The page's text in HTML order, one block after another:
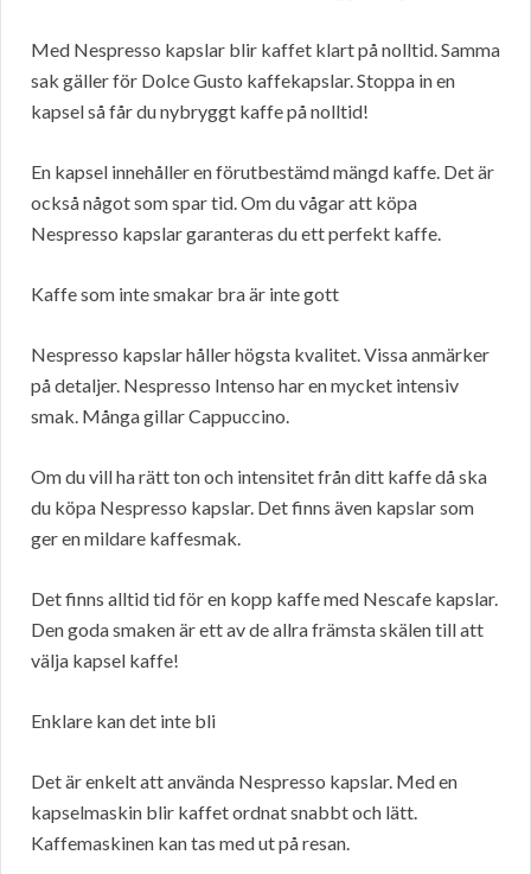
Med Nespresso kapslar blir kaffet klart på nolltid. Samma
sak gäller för Dolce Gusto kaffekapslar. Stoppa in en
kapsel så får du nybryggt kaffe på nolltid!
En kapsel innehåller en förutbestämd mängd kaffe. Det är
också något som spar tid. Om du vågar att köpa
Nespresso kapslar garanteras du ett perfekt kaffe.
Kaffe som inte smakar bra är inte gott
Nespresso kapslar håller högsta kvalitet. Vissa anmärker
på detaljer. Nespresso Intenso har en mycket intensiv
smak. Många gillar Cappuccino.
Om du vill ha rätt ton och intensitet från ditt kaffe då ska
du köpa Nespresso kapslar. Det finns även kapslar som
ger en mildare kaffesmak.
Det finns alltid tid för en kopp kaffe med Nescafe kapslar.
Den goda smaken är ett av de allra främsta skälen till att
välja kapsel kaffe!
Enklare kan det inte bli
Det är enkelt att använda Nespresso kapslar. Med en
kapselmaskin blir kaffet ordnat snabbt och lätt.
Kaffemaskinen kan tas med ut på resan.